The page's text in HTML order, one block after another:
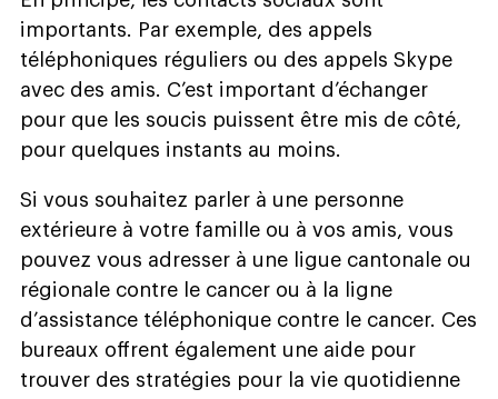
importants. Par exemple, des appels
téléphoniques réguliers ou des appels Skype
avec des amis. C’est important d’échanger
pour que les soucis puissent être mis de côté,
pour quelques instants au moins.
Si vous souhaitez parler à une personne
extérieure à votre famille ou à vos amis, vous
pouvez vous adresser à une ligue cantonale ou
régionale contre le cancer ou à la ligne
d’assistance téléphonique contre le cancer. Ces
bureaux offrent également une aide pour
trouver des stratégies pour la vie quotidienne